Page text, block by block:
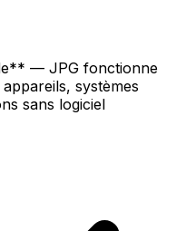
— JPG fonctionne
systèmes
sans logiciel